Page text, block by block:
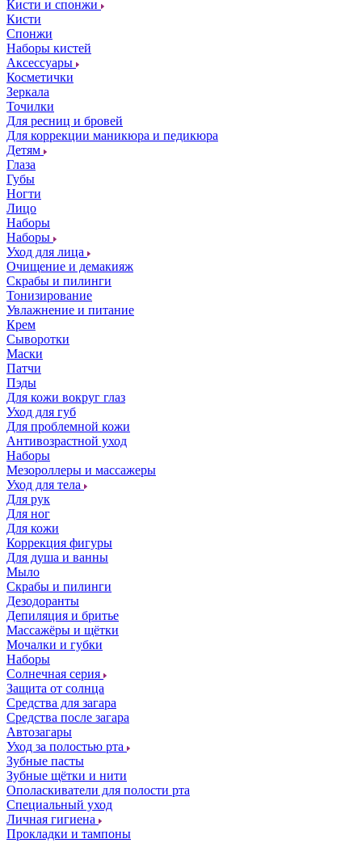
Кисти и спонжи
Кисти
Спонжи
Наборы кистей
Аксессуары
Косметички
Зеркала
Точилки
Для ресниц и бровей
Для коррекции маникюра и педикюра
Детям
Глаза
Губы
Ногти
Лицо
Наборы
Наборы
Уход для лица
Очищение и демакияж
Скрабы и пилинги
Тонизирование
Увлажнение и питание
Крем
Сыворотки
Маски
Патчи
Пэды
Для кожи вокруг глаз
Уход для губ
Для проблемной кожи
Антивозрастной уход
Наборы
Мезороллеры и массажеры
Уход для тела
Для рук
Для ног
Для кожи
Коррекция фигуры
Для душа и ванны
Мыло
Скрабы и пилинги
Дезодоранты
Депиляция и бритье
Массажёры и щётки
Мочалки и губки
Наборы
Солнечная серия
Защита от солнца
Средства для загара
Средства после загара
Автозагары
Уход за полостью рта
Зубные пасты
Зубные щётки и нити
Ополаскиватели для полости рта
Специальный уход
Личная гигиена
Прокладки и тампоны